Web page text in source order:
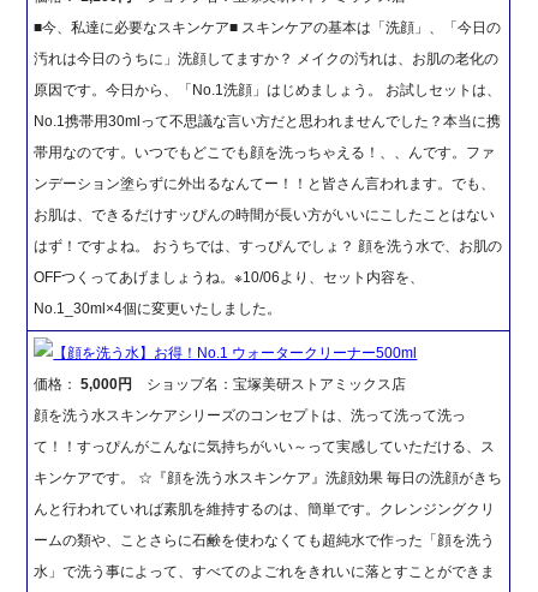
■今、私達に必要なスキンケア■ スキンケアの基本は「洗顔」、「今日の
汚れは今日のうちに」洗顔してますか？ メイクの汚れは、お肌の老化の
原因です。今日から、「No.1洗顔」はじめましょう。 お試しセットは、
No.1携帯用30mlって不思議な言い方だと思われませんでした？本当に携
帯用なのです。いつでもどこでも顔を洗っちゃえる！、、んです。ファ
ンデーション塗らずに外出るなんてー！！と皆さん言われます。でも、
お肌は、できるだけすッぴんの時間が長い方がいいにこしたことはない
はず！ですよね。 おうちでは、すっぴんでしょ？ 顔を洗う水で、お肌の
OFFつくってあげましょうね。※10/06より、セット内容を、
No.1_30ml×4個に変更いたしました。
【顔を洗う水】お得！No.1 ウォータークリーナー500ml
価格：5,000円
ショップ名：宝塚美研ストアミックス店
顔を洗う水スキンケアシリーズのコンセプトは、洗って洗って洗っ
て！！すっぴんがこんなに気持ちがいい～って実感していただける、ス
キンケアです。 ☆『顔を洗う水スキンケア』洗顔効果 毎日の洗顔がきち
んと行われていれば素肌を維持するのは、簡単です。クレンジングクリ
ームの類や、ことさらに石鹸を使わなくても超純水で作った「顔を洗う
水」で洗う事によって、すべてのよごれをきれいに落とすことができま